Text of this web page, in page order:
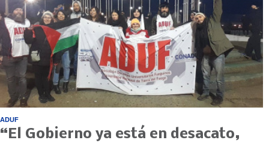
ADUF
“El Gobierno ya está en desacato,